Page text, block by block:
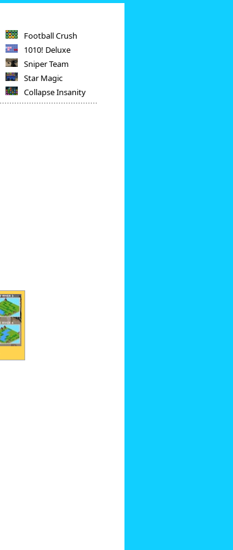
Football Crush
1010! Deluxe
Sniper Team
Star Magic
Collapse Insanity